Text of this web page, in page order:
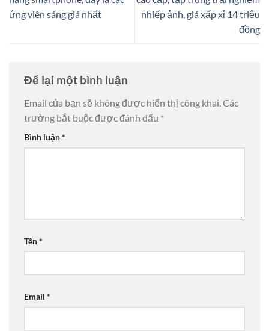
ứng viên sáng giá nhất
nhiếp ảnh, giá xấp xỉ 14 triệu
đồng
Để lại một bình luận
Email của bạn sẽ không được hiển thị công khai.Các
trường bắt buộc được đánh dấu *
Bình luận*
Tên*
Email *